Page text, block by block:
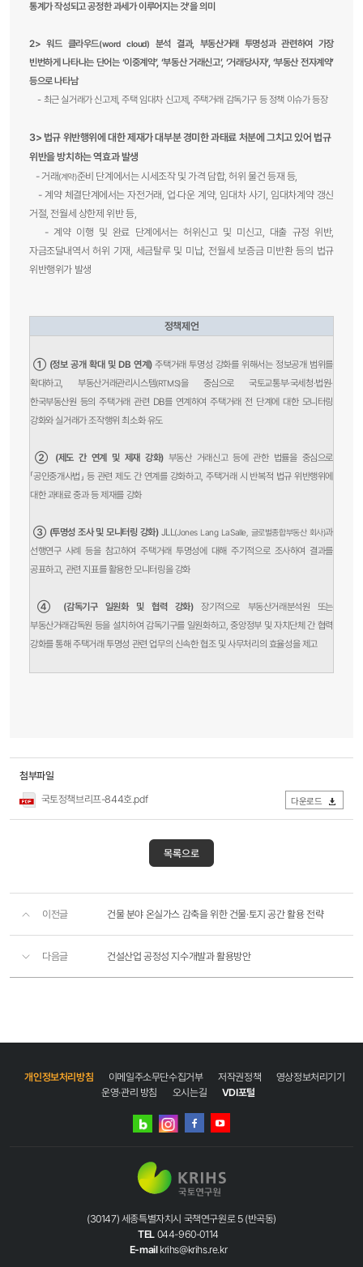
통계가 작성되고 공정한 과세가 이루어지는 것’을 의미
2> 워드 클라우드(word cloud) 분석 결과, 부동산거래 투명성과 관련하여 가장
빈번하게 나타나는 단어는 ‘이중계약’, ‘부동산 거래신고’, ‘거래당사자’, ‘부동산 전자계약’
등으로 나타남
- 최근 실거래가 신고제, 주택 임대차 신고제, 주택거래 감독기구 등 정책 이슈가 등장
3> 법규 위반행위에 대한 제재가 대부분 경미한 과태료 처분에 그치고 있어 법규
위반을 방치하는 역효과 발생
- 거래(계약)준비 단계에서는 시세조작 및 가격 담합, 허위 물건 등재 등,
- 계약 체결단계에서는 자전거래, 업·다운 계약, 임대차 사기, 임대차계약 갱신
거절, 전월세 상한제 위반 등,
- 계약 이행 및 완료 단계에서는 허위신고 및 미신고, 대출 규정 위반,
자금조달내역서 허위 기재, 세금탈루 및 미납, 전월세 보증금 미반환 등의 법규
위반행위가 발생
정책제언
① (정보 공개 확대 및 DB 연계)주택거래 투명성 강화를 위해서는 정보공개 범위를
확대하고, 부동산거래관리시스템(RTMS)을 중심으로 국토교통부·국세청·법원·
한국부동산원 등의 주택거래 관련 DB를 연계하여 주택거래 전 단계에 대한 모니터링
강화와 실거래가 조작행위 최소화 유도
② (제도 간 연계 및 제재 강화) 부동산 거래신고 등에 관한 법률을 중심으로
「공인중개사법」 등 관련 제도 간 연계를 강화하고, 주택거래 시 반복적 법규 위반행위에
대한 과태료 중과 등 제재를 강화
③ (투명성 조사 및 모니터링 강화) JLL(Jones Lang LaSalle, 글로벌종합부동산 회사)과
선행연구 사례 등을 참고하여 주택거래 투명성에 대해 주기적으로 조사하여 결과를
공표하고, 관련 지표를 활용한 모니터링을 강화
④ (감독기구 일원화 및 협력 강화)장기적으로 부동산거래분석원 또는
부동산거래감독원 등을 설치하여 감독기구를 일원화하고, 중앙정부 및 자치단체 간 협력
강화를 통해 주택거래 투명성 관련 업무의 신속한 협조 및 사무처리의 효율성을 제고
첨부파일
국토정책브리프-844호.pdf
다운로드
목록으로
이전글 건물 분야 온실가스 감축을 위한 건물·토지 공간 활용 전략
다음글 건설산업 공정성 지수개발과 활용방안
개인정보처리방침 이메일주소무단수집거부 저작권정책
영상정보처리기기
운영·관리 방침
오시는길 VDI포털
네이버
인스타그램
(30147) 세종특별자치시 국책연구원로 5 (반곡동)
TEL 044-960-0114
E-mail krihs@krihs.re.kr